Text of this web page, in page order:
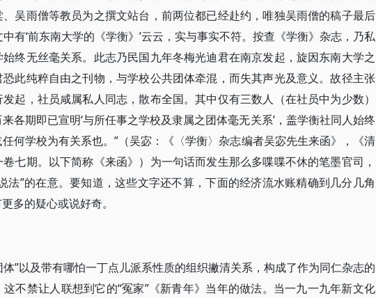
吴雨僧等教员为之撰文站台，前两位都已经赴约，唯独吴雨僧的稿子最后
中有‘前东南大学的《学衡》’云云，实与事实不符。按查《学衡》杂志，乃私
终无丝毫关系。此志乃民国九年冬梅光迪君在南京发起，旋因东南大学之
此纯粹自由之刊物，与学校公共团体牵混，而失其声光及意义。故径主张
起，社员咸属私人同志，散布全国。其中仅有三数人（在社员中为少数）
各期即已宣明‘与所任事之学校及隶属之团体毫无关系’，盖学衡社同人始终
何学校为有关系也。”（吴宓：《〈学衡〉杂志编者吴宓先生来函》，《清
七期。以下简称《来函》）为一句话而发生那么多喋喋不休的笔墨官司，
法”的在意。要知道，这些文字还不算，下面的经济流水账精确到几分几角
多的疑心或说好奇。
体”以及带有哪怕一丁点儿派系性质的组织撇清关系，构成了作为同仁杂志的
这不禁让人联想到它的“冤家”《新青年》当年的做法。当一九一九年新文化